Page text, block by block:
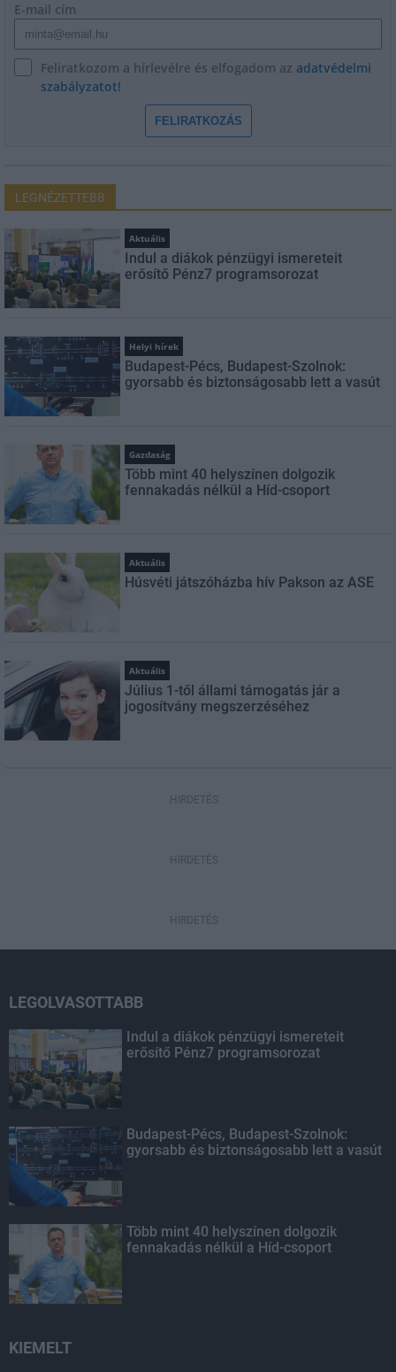
E-mail cím
Feliratkozom a hírlevélre és elfogadom az adatvédelmi
szabályzatot!
FELIRATKOZÁS
LEGNÉZETTEBB
Aktuális
Indul a diákok pénzügyi ismereteit
erősítő Pénz7 programsorozat
Helyi hírek
Budapest-Pécs, Budapest-Szolnok:
gyorsabb és biztonságosabb lett a vasút
Gazdaság
Több mint 40 helyszínen dolgozik
fennakadás nélkül a Híd-csoport
Aktuális
Húsvéti játszóházba hív Pakson az ASE
Aktuális
Július 1-től állami támogatás jár a
jogosítvány megszerzéséhez
HIRDETÉS
HIRDETÉS
HIRDETÉS
LEGOLVASOTTABB
Indul a diákok pénzügyi ismereteit
erősítő Pénz7 programsorozat
Budapest-Pécs, Budapest-Szolnok:
gyorsabb és biztonságosabb lett a vasút
Több mint 40 helyszínen dolgozik
fennakadás nélkül a Híd-csoport
KIEMELT